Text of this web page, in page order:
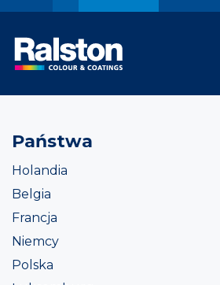
Państwa
Holandia
Belgia
Francja
Niemcy
Polska